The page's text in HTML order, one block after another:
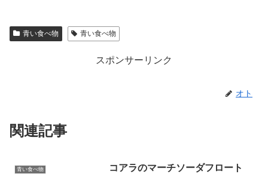
tt
er
c
e
e
e
n
a
青い食べ物 青い食べ物
スポンサーリンク
オト
関連記事
青い食べ物 コアラのマーチソーダフロート